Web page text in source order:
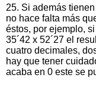
25. Si además
no hace falta más
éstos, por ejemplo,
35´42 x 52´27 el
cuatro decimales,
hay que tener
acaba en 0 este se